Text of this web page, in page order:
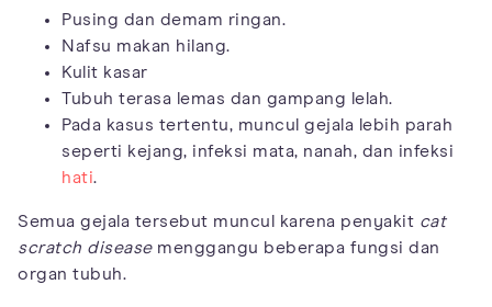
Pusing dan demam ringan.
Nafsu makan hilang.
Kulit kasar
Tubuh terasa lemas dan gampang lelah.
Pada kasus tertentu, muncul gejala lebih parah
seperti kejang, infeksi mata, nanah, dan infeksi
hati.
Semua gejala tersebut muncul karena penyakit cat
scratch diseasemenggangu beberapa fungsi dan
organ tubuh.